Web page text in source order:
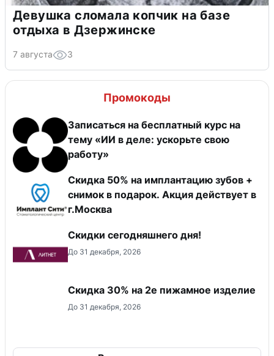
Девушка сломала копчик на базе
отдыха в Дзержинске
7 августа 3
Промокоды
Записаться на бесплатный курс на
тему «ИИ в деле: ускорьте свою
работу»
Скидка 50% на имплантацию зубов +
снимок в подарок. Акция действует в
г.Москва
Скидки сегодняшнего дня!
До 31 декабря, 2026
Скидка 30% на 2е пижамное изделие
До 31 декабря, 2026